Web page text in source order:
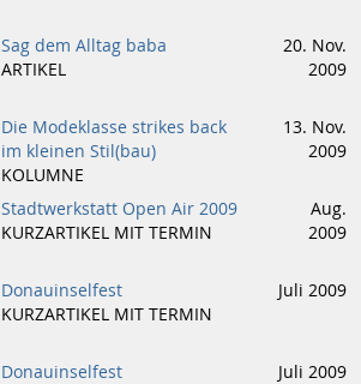
Sag dem Alltag baba
ARTIKEL
20. Nov.
2009
Die Modeklasse strikes back
im kleinen Stil(bau)
KOLUMNE
13. Nov.
2009
Stadtwerkstatt Open Air 2009
KURZARTIKEL MIT TERMIN
Aug.
2009
Donauinselfest
KURZARTIKEL MIT TERMIN
Juli 2009
Donauinselfest
Juli 2009